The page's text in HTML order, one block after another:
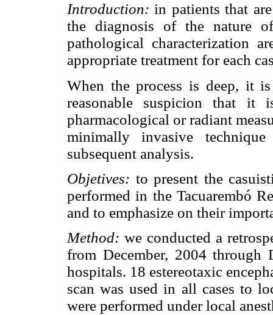
Introduction:in patients that
the diagnosis of the nature
pathological characterization
appropriate treatment for each
When the process is deep, it
reasonable suspicion that it
pharmacological or radiant
minimally invasive
subsequent analysis.
Objetives: to present the
performed in the Tacuarembó
and to emphasize on their
Method: we conducted a
from December, 2004 through
hospitals. 18 estereotaxic
scan was used in all cases to
were performed under local